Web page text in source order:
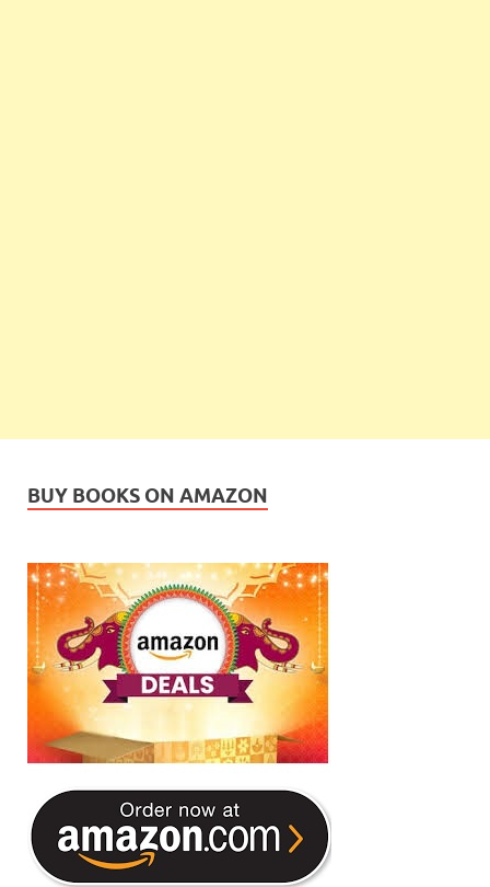
BUY BOOKS ON AMAZON